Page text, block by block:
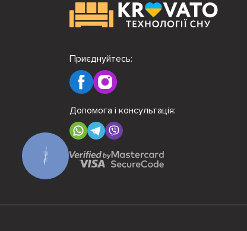
Приєднуйтесь:
Допомога і консультація:
КНОПКА
ЗВ'ЯЗКУ